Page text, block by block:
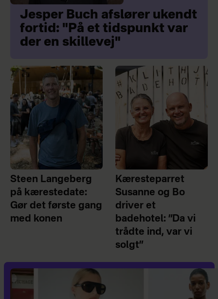
Jesper Buch afslører ukendt
fortid: "På et tidspunkt var
der en skillevej"
Steen Langeberg
på kærestedate:
Gør det første gang
med konen
Kæresteparret
Susanne og Bo
driver et
badehotel: ”Da vi
trådte ind, var vi
solgt”